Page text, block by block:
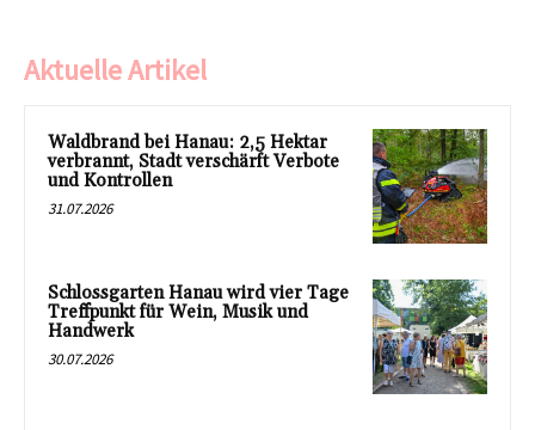
Aktuelle Artikel
Waldbrand bei Hanau: 2,5 Hektar
verbrannt, Stadt verschärft Verbote
und Kontrollen
31.07.2026
Schlossgarten Hanau wird vier Tage
Treffpunkt für Wein, Musik und
Handwerk
30.07.2026